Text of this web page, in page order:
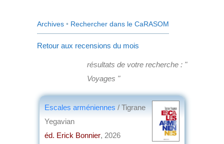
Archives • Rechercher dans le CaRASOM
Retour aux recensions du mois
résultats de votre recherche : "
Voyages "
Escales arméniennes / Tigrane
Yegavian
éd. Erick Bonnier, 2026